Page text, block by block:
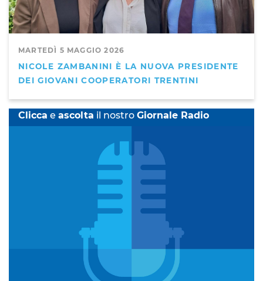
MARTEDÌ 5 MAGGIO 2026
NICOLE ZAMBANINI È LA NUOVA PRESIDENTE
DEI GIOVANI COOPERATORI TRENTINI
Clicca e ascolta il nostro Giornale Radio